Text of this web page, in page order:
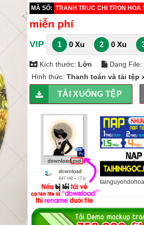
MÃ SỐ: TRANH TRUC CHI TRON HOA
miễn phí
VIP 1 0 Xu 2 0 Xu
Kích thước: Lớn Dạng File:
Hình thức: Thanh toán và tải tệp
TẢI XUỐNG TỆP